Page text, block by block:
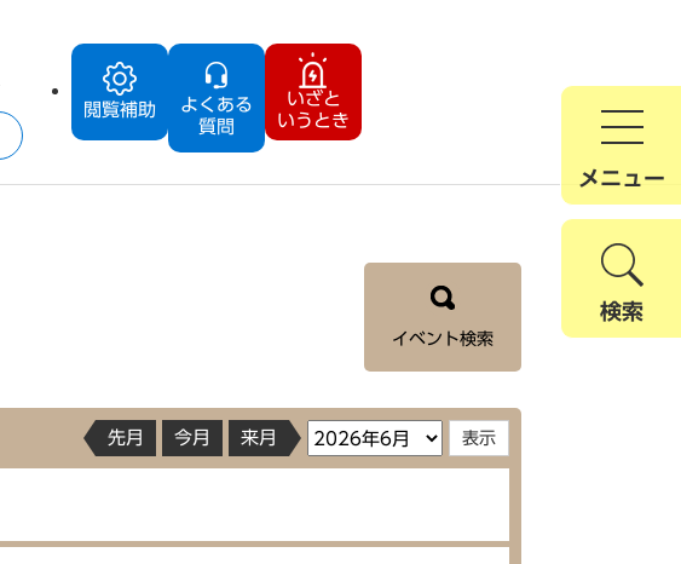
閲覧補助
よくある
質問
いざと
いうとき
メニュー
検索
イベント検索
先月 今月 来月